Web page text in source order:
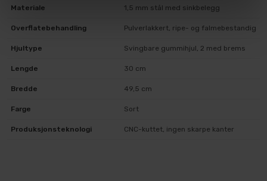
Materiale 1,5 mm stål med sinkbelegg
Overflatebehandling Pulverlakkert, ripe- og falmebestandig
Hjultype Svingbare gummihjul, 2 med brems
Lengde 30 cm
Bredde 49,5 cm
Farge Sort
Produksjonsteknologi CNC-kuttet, ingen skarpe kanter